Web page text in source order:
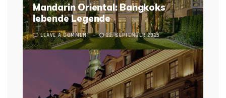
Mandarin Oriental: Bangkoks
lebende Legende
LEAVE A COMMENT 22. SEPTEMBER 2025